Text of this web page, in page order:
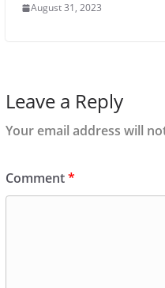
August 31, 2023
Leave a Reply
Your email address will
Comment*